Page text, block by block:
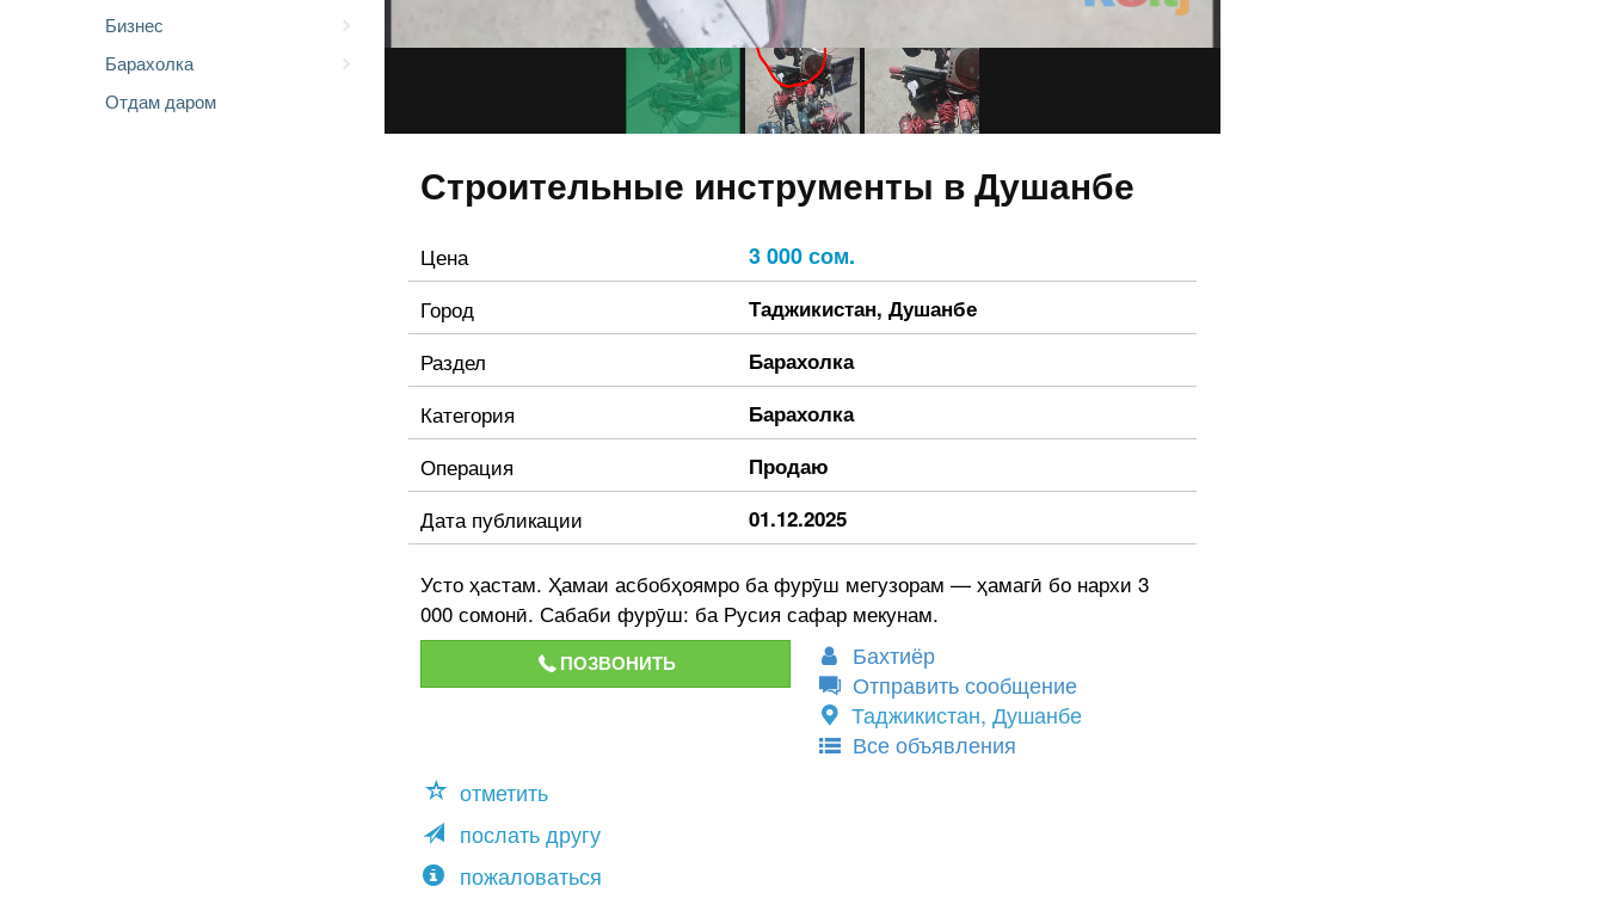
Бизнес
Барахолка
Отдам даром
Строительные инструменты в Душанбе
Цена 3 000 сом.
Город Таджикистан, Душанбе
Раздел Барахолка
Категория Барахолка
Операция Продаю
Дата публикации 01.12.2025
Усто ҳастам. Ҳамаи асбобҳоямро ба фурӯш мегузорам — ҳамагӣ бо нархи 3
000 сомонӣ. Сабаби фурӯш: ба Русия сафар мекунам.
ПОЗВОНИТЬ
Бахтиёр
Отправить сообщение
Таджикистан, Душанбе
Все объявления
отметить
послать другу
пожаловаться